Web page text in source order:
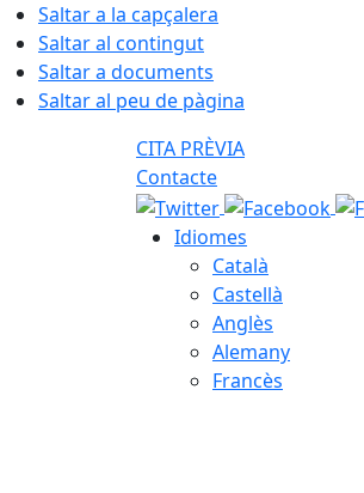
Saltar a la capçalera
Saltar al contingut
Saltar a documents
Saltar al peu de pàgina
CITA PRÈVIA
Contacte
Idiomes
Català
Castellà
Anglès
Alemany
Francès